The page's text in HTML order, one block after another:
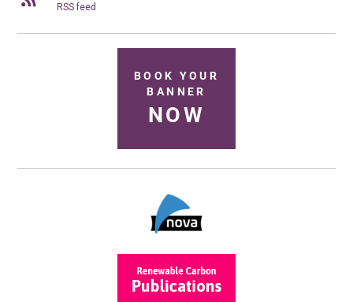
RSS feed
BOOK YOUR
BANNER
NOW